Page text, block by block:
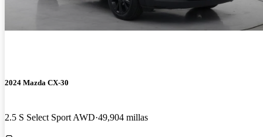
2024 Mazda CX-30
2.5 S Select Sport AWD 49,904 millas